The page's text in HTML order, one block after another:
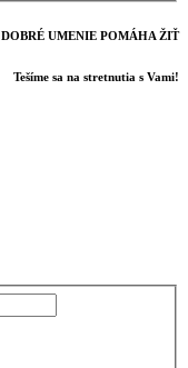
DOBRÉ UMENIE POMÁHA ŽIŤ
Tešíme sa na stretnutia s Vami!